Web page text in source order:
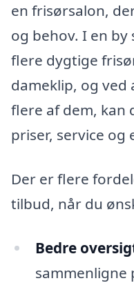
en frisørsalon,
og behov. I en
flere dygtige
dameklip, og
flere af dem, kan
priser, service og
Der er flere
tilbud, når du
Bedre
sammenligne